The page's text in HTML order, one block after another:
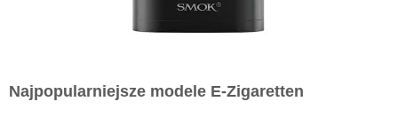
Najpopularniejsze modele E-Zigaretten